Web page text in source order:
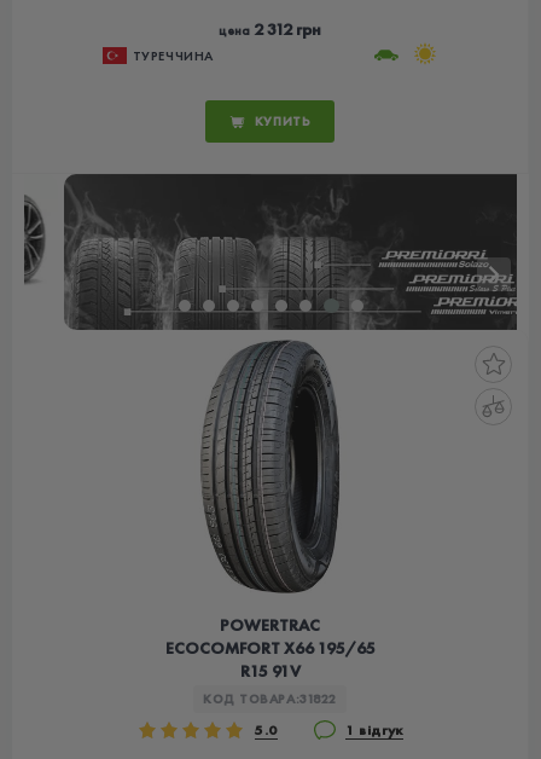
цена 2 312 грн
ТУРЕЧЧИНА
КУПИТЬ
POWERTRAC
ECOCOMFORT X66 195/65
R15 91V
КОД ТОВАРА:31822
5.0 1 відгук